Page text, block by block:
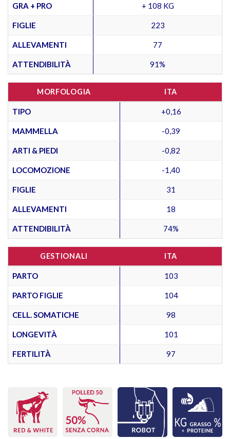
GRA + PRO + 108 KG
FIGLIE 223
ALLEVAMENTI 77
ATTENDIBILITÀ 91%
MORFOLOGIA ITA
TIPO +0,16
MAMMELLA -0,39
ARTI & PIEDI -0,82
LOCOMOZIONE -1,40
FIGLIE 31
ALLEVAMENTI 18
ATTENDIBILITÀ 74%
GESTIONALI ITA
PARTO 103
PARTO FIGLIE 104
CELL. SOMATICHE 98
LONGEVITÀ 101
FERTILITÀ 97